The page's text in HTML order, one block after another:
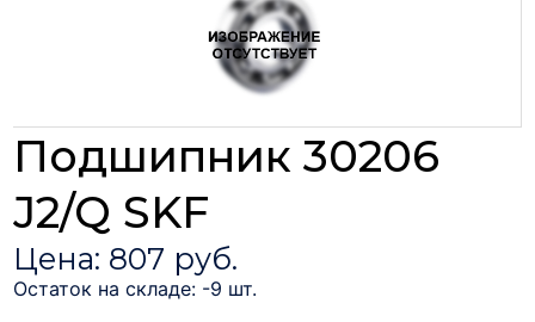
Подшипник 30206
J2/Q SKF
Цена: 807 руб.
Остаток на складе: -9 шт.